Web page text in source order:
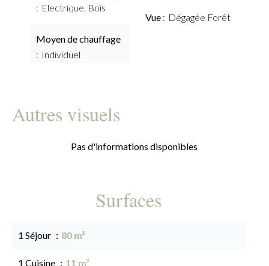
Electrique, Bois
Moyen de chauffage
Individuel
Vue Dégagée Forêt
Autres visuels
Pas d'informations disponibles
Surfaces
1 Séjour 80 m²
1 Cuisine 11 m²